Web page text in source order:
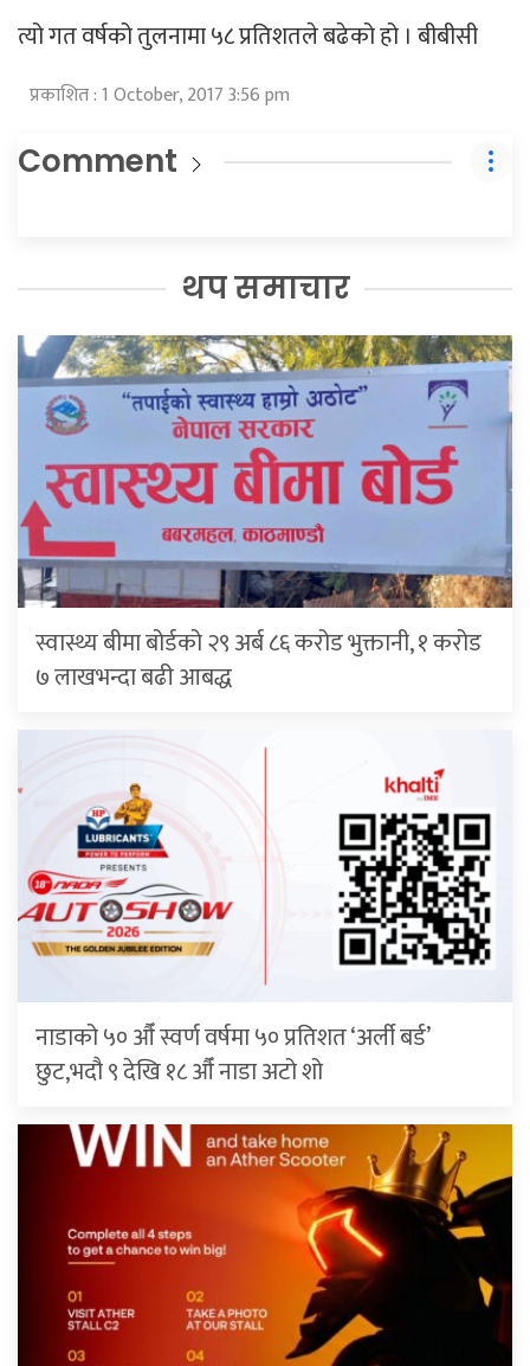
त्यो गत वर्षको तुलनामा ५८ प्रतिशतले बढेको हो । बीबीसी
प्रकाशित : 1 October, 2017 3:56 pm
Comment
थप समाचार
स्वास्थ्य बीमा बोर्डको २९ अर्ब ८६ करोड भुक्तानी, १ करोड
७ लाखभन्दा बढी आबद्ध
नाडाको ५० औँ स्वर्ण वर्षमा ५० प्रतिशत ‘अर्ली बर्ड’
छुट,भदौ ९ देखि १८ औँ नाडा अटो शो